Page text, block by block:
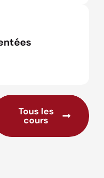
Tous les
cours